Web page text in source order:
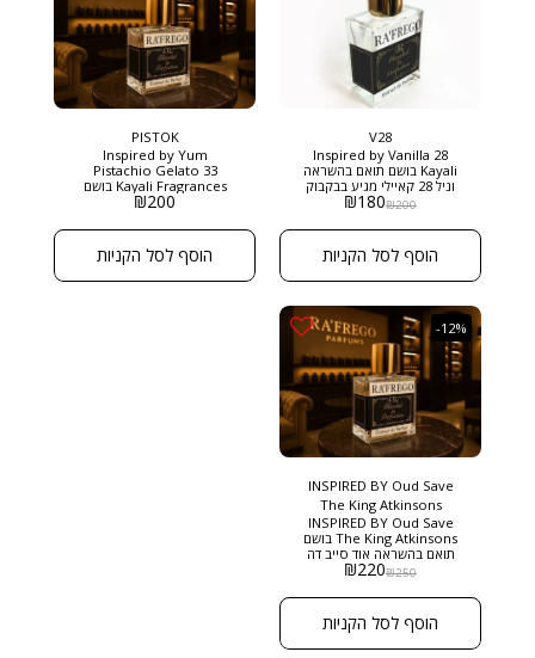
V28
Inspired by Vanilla 28
Kayali בושם תואם בהשראה
וניל 28 קאיילי מגיע בבקבוק
אמברי פצולי , עם סוכר חום
מעושן .
₪200
₪180
הוסף לסל הקניות
PISTOK
Inspired by Yum
Pistachio Gelato 33
Kayali Fragrances בושם
תואם בהשראה פסטשיו
מושלמת את תחושת הכיף,
ההנאה והמתיקות של קינוח
איטלקי קלאסי, תוך שמירה על
אלגנטיות וקורטוב של תחכום.
₪200
הוסף לסל הקניות
-12%
INSPIRED BY Oud Save
The King Atkinsons
INSPIRED BY Oud Save
The King Atkinsons בושם
תואם בהשראה אוד סייב דה
קינג הוא בושם יוניסקס
עושר מזרחי ותחכום בריטי
קלאסי. זהו ניחוח יוקרתי,
חושני ומלכותי, עם נגיעות
רכות של תה ארל גריי ותווים
₪250
₪220
הוסף לסל הקניות